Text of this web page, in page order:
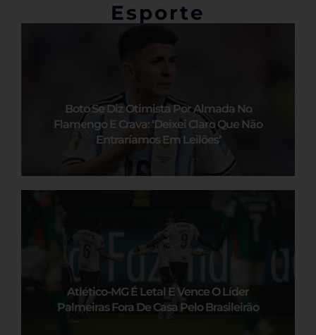
Esporte
Boto Se Diz Otimista Por Almada No
Flamengo E Crava: ‘Deixei Claro Que Não
Entraríamos Em Leilões’
Atlético-MG É Letal E Vence O Líder
Palmeiras Fora De Casa Pelo Brasileirão